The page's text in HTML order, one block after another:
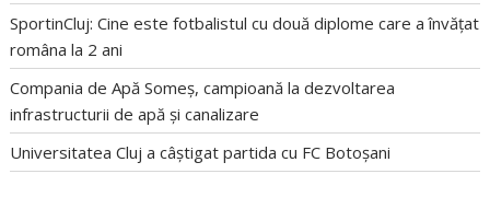
SportinCluj: Cine este fotbalistul cu două diplome care a învățat
româna la 2 ani
Compania de Apă Someș, campioană la dezvoltarea
infrastructurii de apă și canalizare
Universitatea Cluj a câștigat partida cu FC Botoșani